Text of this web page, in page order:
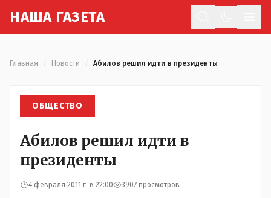
НАША ГАЗЕТА
Главная Новости Абилов решил идти в президенты
ОБЩЕСТВО
Абилов решил идти в
президенты
4 февраля 2011 г. в 22:00 3907 просмотров